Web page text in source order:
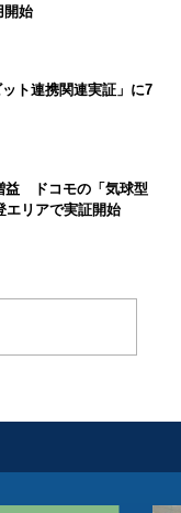
開始
ト連携関連実証」に7
益 ドコモの「気球型
エリアで実証開始